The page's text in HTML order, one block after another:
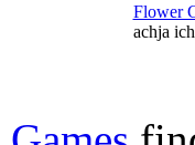
Flower
achja